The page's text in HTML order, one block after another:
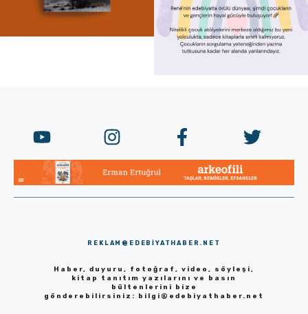
REKLAM@EDEBIYATHABER.NET
Haber, duyuru, fotoğraf, video, söyleşi,
kitap tanıtım yazılarını ve basın
bültenlerini bize
gönderebilirsiniz: bilgi@edebiyathaber.net